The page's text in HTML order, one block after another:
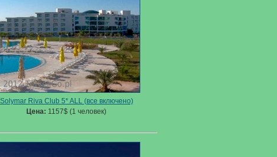
Solymar Riva Club 5* ALL (все включено)
Цена: 1157$ (1 человек)